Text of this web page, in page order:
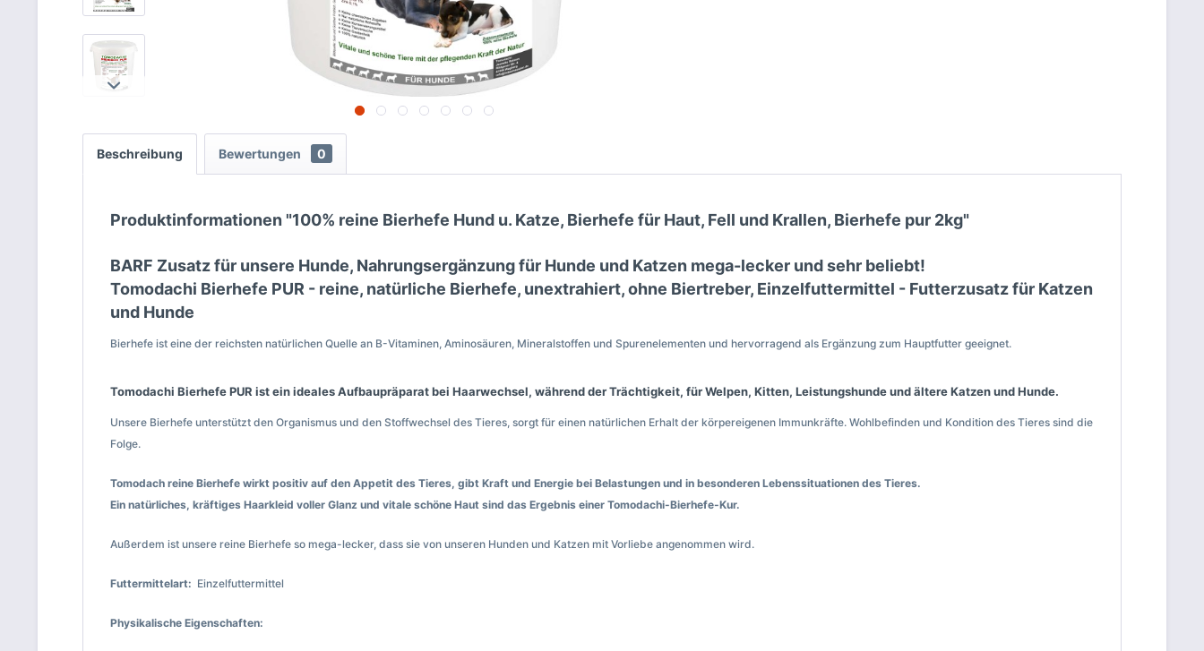
Beschreibung Bewertungen 0
Produktinformationen "100% reine Bierhefe Hund u. Katze, Bierhefe für Haut, Fell und Krallen, Bierhefe pur 2kg"
BARF Zusatz für unsere Hunde, Nahrungsergänzung für Hunde und Katzen mega-lecker und sehr beliebt!
Tomodachi Bierhefe PUR - reine, natürliche Bierhefe, unextrahiert, ohne Biertreber, Einzelfuttermittel - Futterzusatz für Katzen
und Hunde
Bierhefe ist eine der reichsten natürlichen Quelle an B-Vitaminen, Aminosäuren, Mineralstoffen und Spurenelementen und hervorragend als Ergänzung zum Hauptfutter geeignet.
Tomodachi Bierhefe PUR ist ein ideales Aufbaupräparat bei Haarwechsel, während der Trächtigkeit, für Welpen, Kitten, Leistungshunde und ältere Katzen und Hunde.
Unsere Bierhefe unterstützt den Organismus und den Stoffwechsel des Tieres, sorgt für einen natürlichen Erhalt der körpereigenen Immunkräfte. Wohlbefinden und Kondition des Tieres sind die
Folge.
Tomodach reine Bierhefe wirkt positiv auf den Appetit des Tieres, gibt Kraft und Energie bei Belastungen und in besonderen Lebenssituationen des Tieres.
Ein natürliches, kräftiges Haarkleid voller Glanz und vitale schöne Haut sind das Ergebnis einer Tomodachi-Bierhefe-Kur.
Außerdem ist unsere reine Bierhefe so mega-lecker, dass sie von unseren Hunden und Katzen mit Vorliebe angenommen wird.
Futtermittelart: Einzelfuttermittel
Physikalische Eigenschaften: